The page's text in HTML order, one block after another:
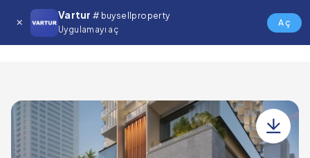
Vartur # buysellproperty
Uygulamayı aç
Aç
Rove Home Dubai Marina